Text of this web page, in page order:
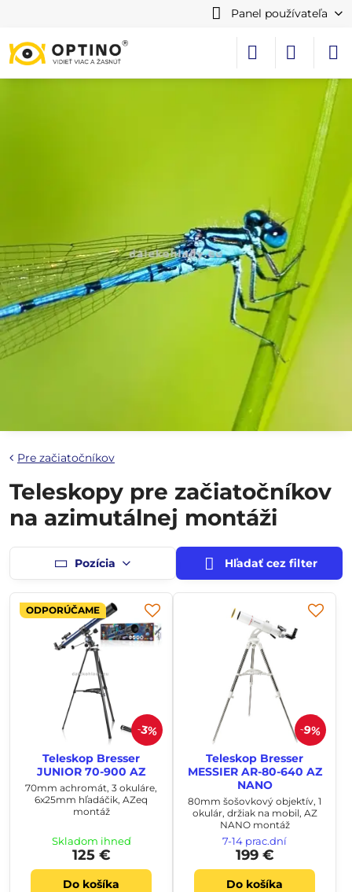
Panel používateľa
Pre začiatočníkov
Teleskopy pre začiatočníkov
na azimutálnej montáži
Pozícia Hľadať cez filter
3%
ODPORÚČAME
Teleskop Bresser
JUNIOR 70-900 AZ
70mm achromát, 3 okuláre,
6x25mm hľadáčik, AZeq
montáž
Skladom ihneď
125 €
Do košíka
9%
Teleskop Bresser
MESSIER AR-80-640 AZ
NANO
80mm šošovkový objektív, 1
okulár, držiak na mobil, AZ
NANO montáž
7-14 prac.dní
199 €
Do košíka